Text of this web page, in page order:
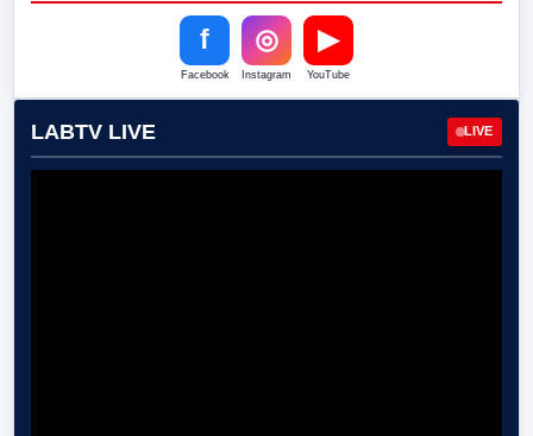
f
Facebook
◎
Instagram
▶
YouTube
LABTV LIVE LIVE